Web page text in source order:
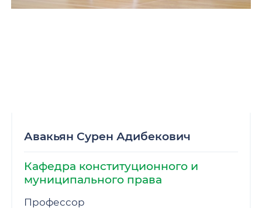
Авакьян Сурен Адибекович
Кафедра конституционного и
муниципального права
Профессор